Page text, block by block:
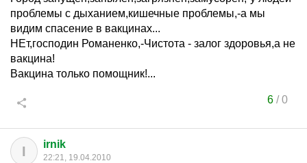
проблемы с дыханием,кишечные проблемы,-а мы
видим спасение в вакцинах...
НЕт,господин Романенко,-Чистота - залог здоровья,а не
вакцина!
Вакцина только помощник!...
6/0
I irnik
22:21, 19.04.2010